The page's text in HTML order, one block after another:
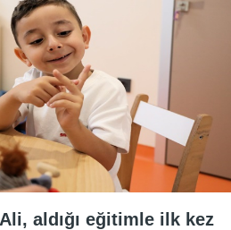
aldığı eğitimle ilk kez